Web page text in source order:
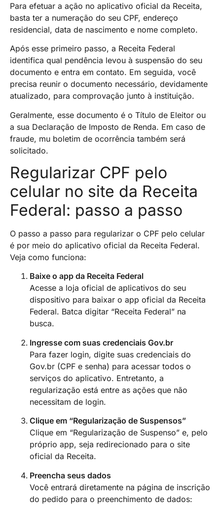
Para efetuar a ação no aplicativo oficial da Receita,
basta ter a numeração do seu CPF, endereço
residencial, data de nascimento e nome completo.
Após esse primeiro passo, a Receita Federal
identifica qual pendência levou à suspensão do seu
documento e entra em contato. Em seguida, você
precisa reunir o documento necessário, devidamente
atualizado, para comprovação junto à instituição.
Geralmente, esse documento é o Título de Eleitor ou
a sua Declaração de Imposto de Renda. Em caso de
fraude, mu boletim de ocorrência também será
solicitado.
Regularizar CPF pelo
celular no site da Receita
Federal: passo a passo
O passo a passo para regularizar o CPF pelo celular
é por meio do aplicativo oficial da Receita Federal.
Veja como funciona:
Baixe o app da Receita Federal
Acesse a loja oficial de aplicativos do seu
dispositivo para baixar o app oficial da Receita
Federal. Batca digitar “Receita Federal” na
busca.
Ingresse com suas credenciais Gov.br
Para fazer login, digite suas credenciais do
Gov.br (CPF e senha) para acessar todos o
serviços do aplicativo. Entretanto, a
regularização está entre as ações que não
necessitam de login.
Clique em “Regularização de Suspensos”
Clique em “Regularização de Suspenso” e, pelo
próprio app, seja redirecionado para o site
oficial da Receita.
Preencha seus dados
Você entrará diretamente na página de inscrição
do pedido para o preenchimento de dados: